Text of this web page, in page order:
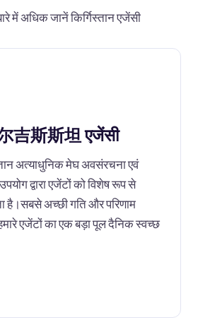
में अधिक जानें किर्गिस्तान एजेंसी
吉斯斯坦 एजेंसी
अत्याधुनिक मेघ अवसंरचना एवं
द्वारा एजेंटों को विशेष रूप से
है।सबसे अच्छी गति और परिणाम
एजेंटों का एक बड़ा पूल दैनिक स्वच्छ